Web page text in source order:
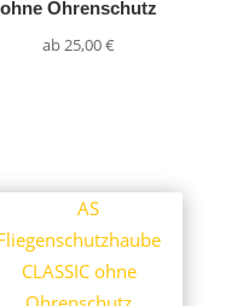
ohne Ohrenschutz
ab 25,00€